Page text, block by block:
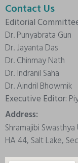
Contact Us
Editorial
Dr. Punyabrata Gun
Dr. Jayanta Das
Dr. Chinmay Nath
Dr. Indranil Saha
Dr. Aindril Bhowmik
Executive Editor:
Address:
Shramajibi
HA 44, Salt Lake,